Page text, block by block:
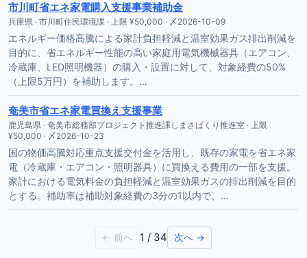
市川町省エネ家電購入支援事業補助金
兵庫県 · 市川町住民環境課 · 上限 ¥50,000 · 〆2026-10-09
エネルギー価格高騰による家計負担軽減と温室効果ガス排出削減を
目的に、省エネルギー性能の高い家庭用電気機械器具（エアコン、
冷蔵庫、LED照明機器）の購入・設置に対して、対象経費の50%
（上限5万円）を補助します。…
奄美市省エネ家電買換え支援事業
鹿児島県 · 奄美市総務部プロジェクト推進課しまさばくり推進室 · 上限
¥50,000 · 〆2026-10-23
国の物価高騰対応重点支援交付金を活用し、既存の家電を省エネ家
電（冷蔵庫・エアコン・照明器具）に買換える費用の一部を支援。
家計における電気料金の負担軽減と温室効果ガスの排出削減を目的
とする。補助率は補助対象経費の3分の1以内で、…
← 前へ 1 / 34 次へ →